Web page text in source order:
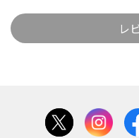
レ